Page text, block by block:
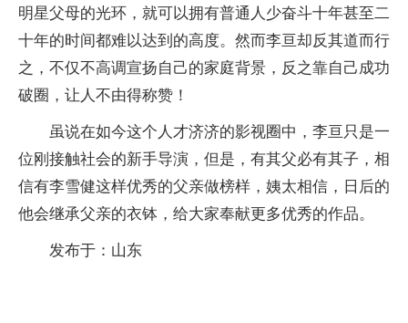
明星父母的光环，就可以拥有普通人少奋斗十年甚至二
十年的时间都难以达到的高度。然而李亘却反其道而行
之，不仅不高调宣扬自己的家庭背景，反之靠自己成功
破圈，让人不由得称赞！
虽说在如今这个人才济济的影视圈中，李亘只是一
位刚接触社会的新手导演，但是，有其父必有其子，相
信有李雪健这样优秀的父亲做榜样，姨太相信，日后的
他会继承父亲的衣钵，给大家奉献更多优秀的作品。
发布于：山东